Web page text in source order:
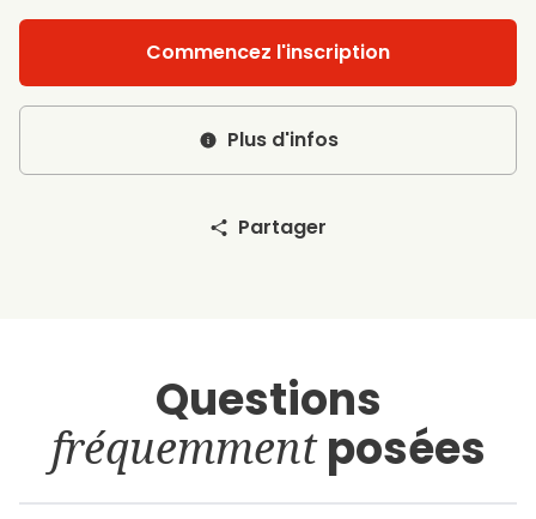
Commencez l'inscription
Plus d'infos
Partager
Questions
fréquemmentposées